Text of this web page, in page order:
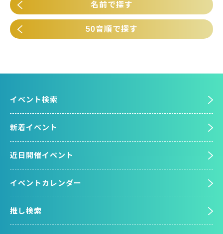
名前で探す
50音順で探す
イベント検索
新着イベント
近日開催イベント
イベントカレンダー
推し検索